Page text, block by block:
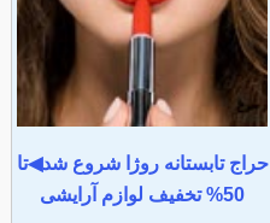
حراج تابستانه روژا شروع شد◀تا
50% تخفیف لوازم آرایشی